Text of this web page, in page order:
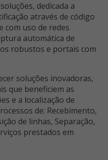
dedicada a
através de código
com uso de redes
automática de
robustos e portais com
soluções inovadoras,
que beneficiem as
e a localização de
de: Recebimento,
de linhas, Separação,
prestados em